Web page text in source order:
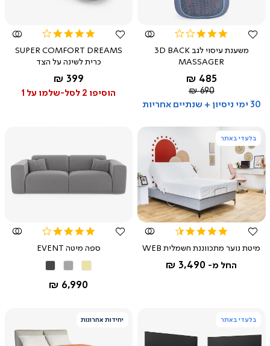
מהירה
3.0
rating
משענת עיסוי לגב 3D BACK
MASSAGER
החל מ-
485 ₪
מחיר
רגיל
690 ₪
30 ימי ניסיון + שנתיים אחריות
כחול
rating
SUPER COMFORT DREAMS
כרית לשינה על הצד
החל מ-
399 ₪
הוסיפו 2 לסל-שלמו על 1
בלעדי באתר
צפייה
מהירה
4.6
ratingמיטת נוער מתכווננת חשמלית WEB
החל מ- 3,490 ₪
rating
ספה מיטה EVENT
החל מ-
6,990 ₪
בלעדי באתר יחידות אחרונות